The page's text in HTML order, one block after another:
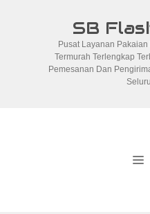
SB
Pusat Layanan
Termurah Terlengkap
Pemesanan Dan